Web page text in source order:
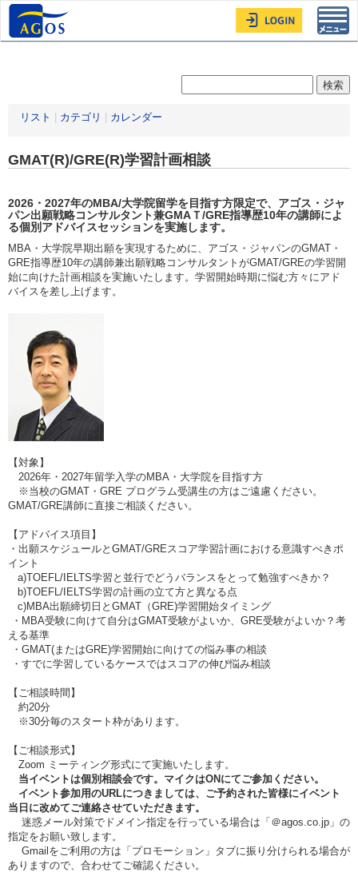
リスト カテゴリ カレンダー
GMAT(R)/GRE(R)学習計画相談
2026・2027年のMBA/大学院留学を目指す方限定で、アゴス・ジャ
パン出願戦略コンサルタント兼GMAＴ/GRE指導歴10年の講師によ
る個別アドバイスセッションを実施します。
MBA・大学院早期出願を実現するために、アゴス・ジャパンのGMAT・
GRE指導歴10年の講師兼出願戦略コンサルタントがGMAT/GREの学習開
始に向けた計画相談を実施いたします。学習開始時期に悩む方々にアド
バイスを差し上げます。
【対象】
2026年・2027年留学入学のMBA・大学院を目指す方
※当校のGMAT・GRE プログラム受講生の方はご遠慮ください。
GMAT/GRE講師に直接ご相談ください。
【アドバイス項目】
・出願スケジュールとGMAT/GREスコア学習計画における意識すべきポ
イント
a)TOEFL/IELTS学習と並行でどうバランスをとって勉強すべきか？
b)TOEFL/IELTS学習の計画の立て方と異なる点
c)MBA出願締切日とGMAT（GRE)学習開始タイミング
・MBA受験に向けて自分はGMAT受験がよいか、GRE受験がよいか？考
える基準
・GMAT(またはGRE)学習開始に向けての悩み事の相談
・すでに学習しているケースではスコアの伸び悩み相談
【ご相談時間】
約20分
※30分毎のスタート枠があります。
【ご相談形式】
Zoom ミーティング形式にて実施いたします。
当イベントは個別相談会です。マイクはONにてご参加ください。
イベント参加用のURLにつきましては、ご予約された皆様にイベント
当日に改めてご連絡させていただきます。
迷惑メール対策でドメイン指定を行っている場合は「＠agos.co.jp」の
指定をお願い致します。
Gmailをご利用の方は「プロモーション」タブに振り分けられる場合が
ありますので、合わせてご確認ください。